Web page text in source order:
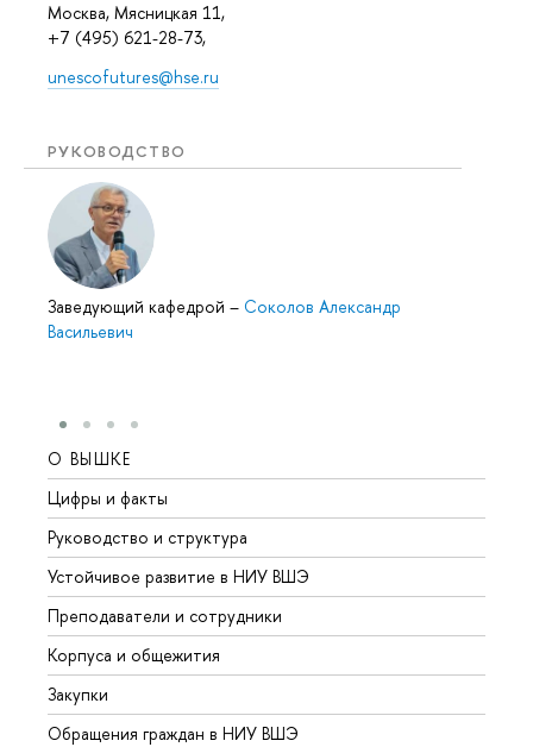
Москва, Мясницкая 11,
+7 (495) 621-28-73,
unescofutures@hse.ru
РУКОВОДСТВО
Заведующий кафедрой – Соколов Александр
Васильевич
О ВЫШКЕ
Цифры и факты
Руководство и структура
Устойчивое развитие в НИУ ВШЭ
Преподаватели и сотрудники
Корпуса и общежития
Закупки
Обращения граждан в НИУ ВШЭ